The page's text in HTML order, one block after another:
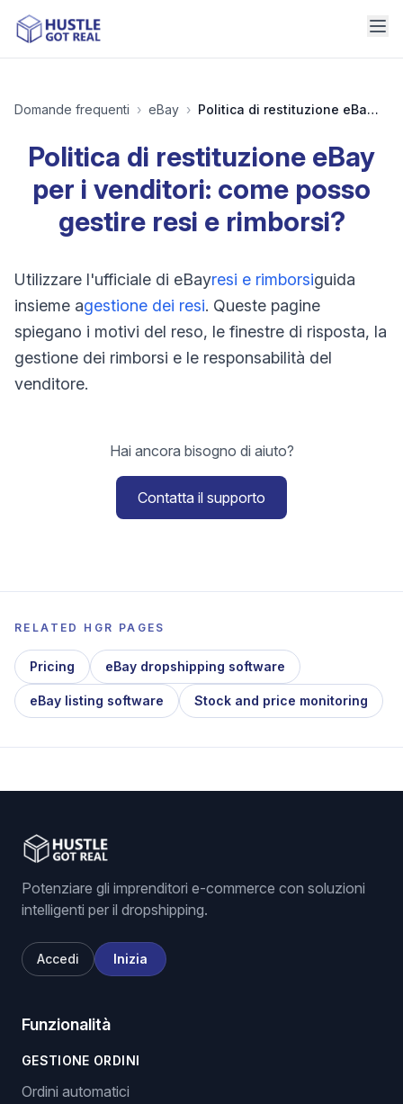
Domande frequenti › eBay › Politica di restituzione eBay per i venditori: come posso gestire resi e rimborsi?
Politica di restituzione eBay
per i venditori: come posso
gestire resi e rimborsi?
Utilizzare l'ufficiale di eBayresi e rimborsiguida
insieme agestione dei resi. Queste pagine
spiegano i motivi del reso, le finestre di risposta, la
gestione dei rimborsi e le responsabilità del
venditore.
Hai ancora bisogno di aiuto?
Contatta il supporto
RELATED HGR PAGES
Pricing eBay dropshipping software
eBay listing software Stock and price monitoring
Potenziare gli imprenditori e-commerce con soluzioni
intelligenti per il dropshipping.
Accedi Inizia
Funzionalità
GESTIONE ORDINI
Ordini automatici